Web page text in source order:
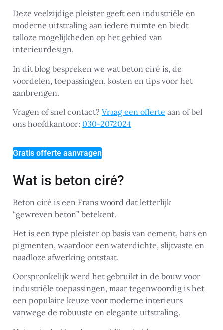
Deze veelzijdige pleister geeft een industriële en
moderne uitstraling aan iedere ruimte en biedt
talloze mogelijkheden op het gebied van
interieurdesign.
In dit blog bespreken we wat beton ciré is, de
voordelen, toepassingen, kosten en tips voor het
aanbrengen.
Vragen of snel contact? Vraag een offerte aan of bel
ons hoofdkantoor: 030-2072024
Gratis offerte aanvragen
Wat is beton ciré?
Beton ciré is een Frans woord dat letterlijk
“gewreven beton” betekent.
Het is een type pleister op basis van cement, hars en
pigmenten, waardoor een waterdichte, slijtvaste en
naadloze afwerking ontstaat.
Oorspronkelijk werd het gebruikt in de bouw voor
industriële toepassingen, maar tegenwoordig is het
een populaire keuze voor moderne interieurs
vanwege de robuuste en elegante uitstraling.